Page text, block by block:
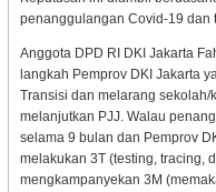
penanggulangan Covid-19 dan
Anggota DPD RI DKI Jakarta
langkah Pemprov DKI Jakarta
Transisi dan melarang
melanjutkan PJJ. Walau
selama 9 bulan dan Pemprov
melakukan 3T (testing, tracing,
mengkampanyekan 3M